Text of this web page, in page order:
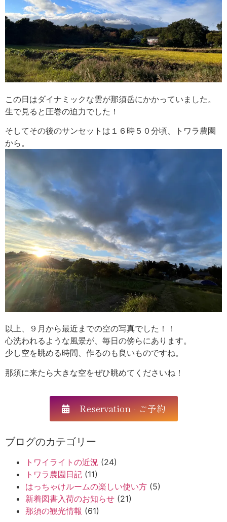
この日はダイナミックな雲が那須岳にかかっていました。
生で見ると圧巻の迫力でした！
そしてその後のサンセットは１６時５０分頃、トワラ農園
から。
以上、９月から最近までの空の写真でした！！
心洗われるような風景が、毎日の傍らにあります。
少し空を眺める時間、作るのも良いものですね。
那須に来たら大きな空をぜひ眺めてくださいね！
Reservation - ご予約
ブログのカテゴリー
トワイライトの近況 (24)
トワラ農園日記 (11)
はっちゃけルームの楽しい使い方 (5)
新着図書入荷のお知らせ (21)
那須の観光情報 (61)